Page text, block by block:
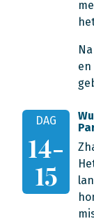
en
DAG
14-
15